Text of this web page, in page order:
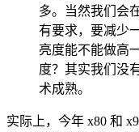
多。当然我们会
有要求，要减少
亮度能不能做高
度？其实我们没
术成熟。
实际上，今年 x80 和